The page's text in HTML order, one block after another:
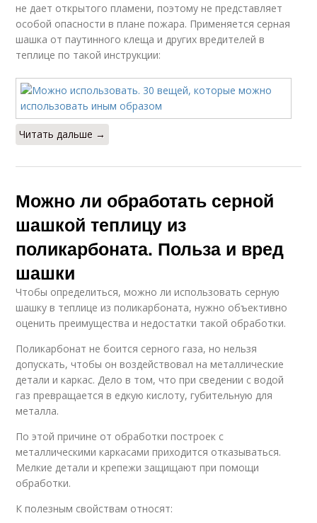
не дает открытого пламени, поэтому не представляет
особой опасности в плане пожара. Применяется серная
шашка от паутинного клеща и других вредителей в
теплице по такой инструкции:
Читать дальше →
Можно ли обработать серной
шашкой теплицу из
поликарбоната. Польза и вред
шашки
Чтобы определиться, можно ли использовать серную
шашку в теплице из поликарбоната, нужно объективно
оценить преимущества и недостатки такой обработки.
Поликарбонат не боится серного газа, но нельзя
допускать, чтобы он воздействовал на металлические
детали и каркас. Дело в том, что при сведении с водой
газ превращается в едкую кислоту, губительную для
металла.
По этой причине от обработки построек с
металлическими каркасами приходится отказываться.
Мелкие детали и крепежи защищают при помощи
обработки.
К полезным свойствам относят: